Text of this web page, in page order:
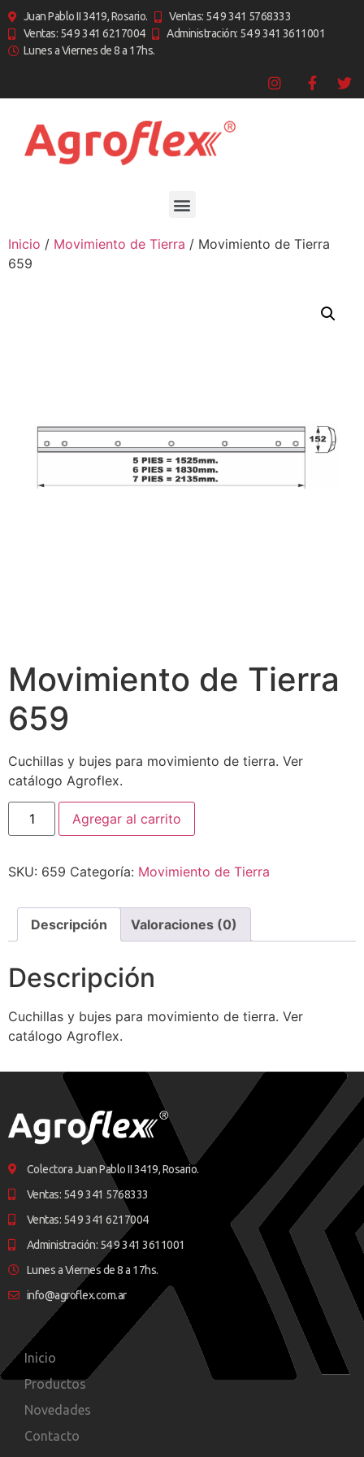
Juan Pablo II 3419, Rosario.
Ventas: 54 9 341 5768333
Ventas: 54 9 341 6217004
Administración: 54 9 341 3611001
Lunes a Viernes de 8 a 17hs.
Inicio / Movimiento de Tierra / Movimiento de Tierra
659
Movimiento de Tierra
659
Cuchillas y bujes para movimiento de tierra. Ver
catálogo Agroflex.
Agregar al carrito
SKU: 659 Categoría: Movimiento de Tierra
Descripción Valoraciones (0)
Descripción
Cuchillas y bujes para movimiento de tierra. Ver
catálogo Agroflex.
Colectora Juan Pablo II 3419, Rosario.
Ventas: 54 9 341 5768333
Ventas: 54 9 341 6217004
Administración: 54 9 341 3611001
Lunes a Viernes de 8 a 17hs.
info@agroflex.com.ar
Inicio
Productos
Novedades
Contacto